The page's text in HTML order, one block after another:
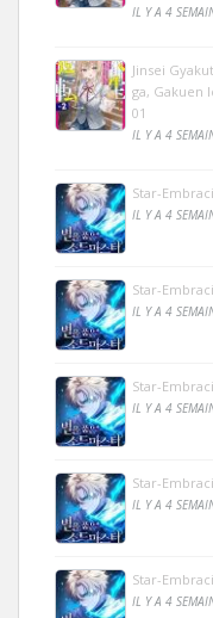
IL Y A 4
Jinsei
ga, Gakuen
01
IL Y A 4
Star-
IL Y A 4
Star-
IL Y A 4
Star-
IL Y A 4
Star-
IL Y A 4
Star-
IL Y A 4